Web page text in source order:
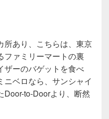
所あり、こちらは、東京
ファミリーマートの裏
ザーのバゲットを食べ
ベロなら、サンシャイ
Door-to-Doorより、断然